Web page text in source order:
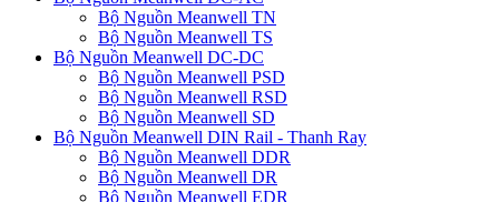
Bộ Nguồn Meanwell TN
Bộ Nguồn Meanwell TS
Bộ Nguồn Meanwell DC-DC
Bộ Nguồn Meanwell PSD
Bộ Nguồn Meanwell RSD
Bộ Nguồn Meanwell SD
Bộ Nguồn Meanwell DIN Rail - Thanh Ray
Bộ Nguồn Meanwell DDR
Bộ Nguồn Meanwell DR
Bộ Nguồn Meanwell EDR